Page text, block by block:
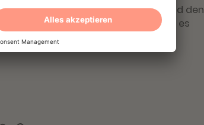
zur Sorge. Wenn jedoch dein Hund den
beim Kotabsetzen anhalten, ist es